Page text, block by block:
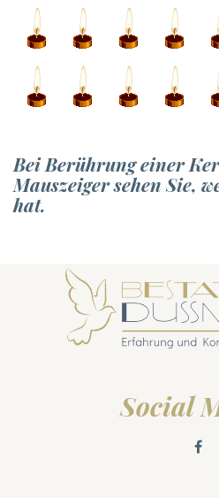
Bei Berührung einer
Mauszeiger sehen Sie,
hat.
Social